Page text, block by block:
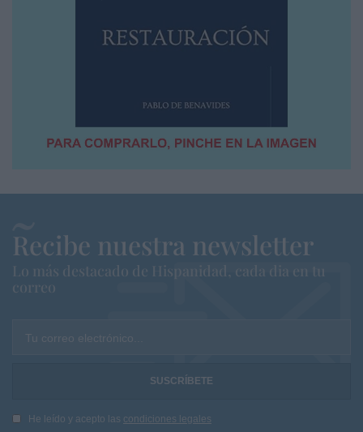
Recibe nuestra newsletter
Lo más destacado de Hispanidad, cada dia en tu
correo
Tu correo electrónico...
He leído y acepto las condiciones legales